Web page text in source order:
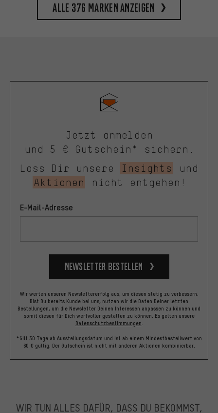
Alle 376 Marken anzeigen
Jetzt anmelden
und 5 € Gutschein* sichern.
Lass Dir unsere
Insights
und
Aktionen
nicht entgehen!
E-Mail-Adresse
Newsletter bestellen
Wir werten unseren Newslettererfolg aus, um diesen stetig zu verbessern.
Bist Du bereits Kunde bei uns, nutzen wir die Daten Deiner letzten
Bestellungen, um die Newsletter Deinen Interessen anpassen zu können und
somit diesen für Dich wertvoller gestalten zu können. Es gelten unsere
Datenschutzbestimmungen.
*Gilt 30 Tage ab Ausstellungsdatum und ist ab einem Mindestbestellwert von
60 € gültig. Der Gutschein ist nicht mit anderen Aktionen kombinierbar.
WIR TUN ALLES DAFÜR, DASS DU BEKOMMST,